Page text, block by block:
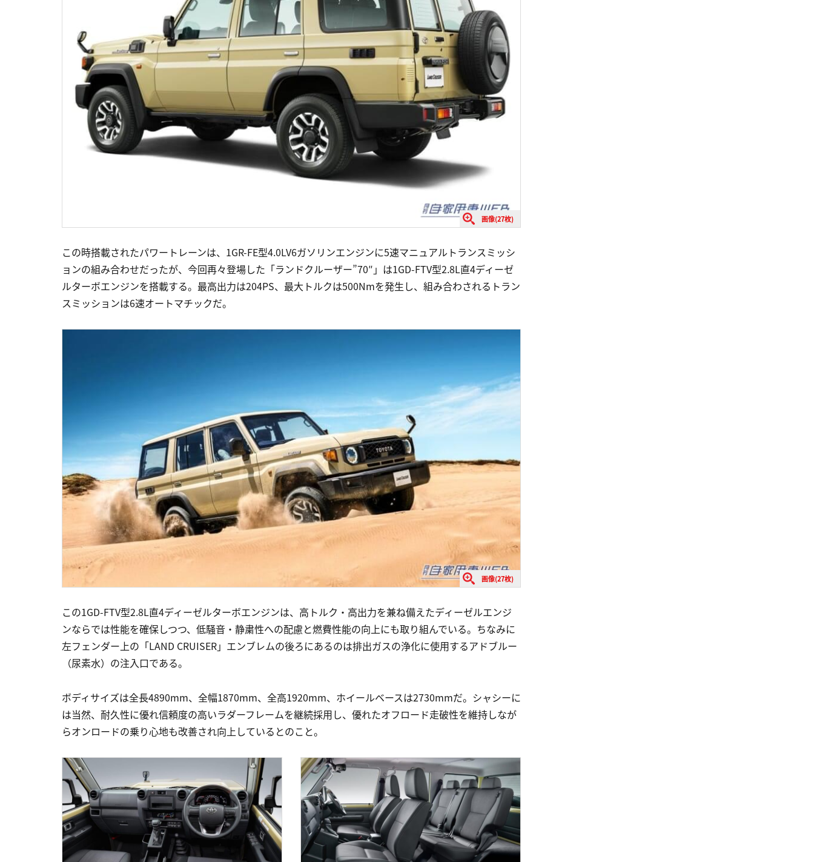
画像(27枚)
この時搭載されたパワートレーンは、1GR-FE型4.0LV6ガソリンエンジンに5速マニュアルトランスミッシ
ョンの組み合わせだったが、今回再々登場した「ランドクルーザー”70″」は1GD-FTV型2.8L直4ディーゼ
ルターボエンジンを搭載する。最高出力は204PS、最大トルクは500Nmを発生し、組み合わされるトラン
スミッションは6速オートマチックだ。
画像(27枚)
この1GD-FTV型2.8L直4ディーゼルターボエンジンは、高トルク・高出力を兼ね備えたディーゼルエンジ
ンならでは性能を確保しつつ、低騒音・静粛性への配慮と燃費性能の向上にも取り組んでいる。ちなみに
左フェンダー上の「LAND CRUISER」エンブレムの後ろにあるのは排出ガスの浄化に使用するアドブルー
（尿素水）の注入口である。
ボディサイズは全長4890mm、全幅1870mm、全高1920mm、ホイールベースは2730mmだ。シャシーに
は当然、耐久性に優れ信頼度の高いラダーフレームを継続採用し、優れたオフロード走破性を維持しなが
らオンロードの乗り心地も改善され向上しているとのこと。